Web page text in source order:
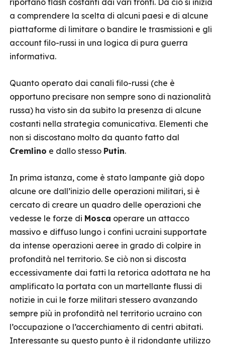
riportano flash costanti dai vari fronti. Da ciò si inizia
a comprendere la scelta di alcuni paesi e di alcune
piattaforme di limitare o bandire le trasmissioni e gli
account filo-russi in una logica di pura guerra
informativa.
Quanto operato dai canali filo-russi (che è
opportuno precisare non sempre sono di nazionalità
russa) ha visto sin da subito la presenza di alcune
costanti nella strategia comunicativa. Elementi che
non si discostano molto da quanto fatto dal
Cremlino e dallo stesso Putin.
In prima istanza, come è stato lampante già dopo
alcune ore dall’inizio delle operazioni militari, si è
cercato di creare un quadro delle operazioni che
vedesse le forze di Mosca operare un attacco
massivo e diffuso lungo i confini ucraini supportate
da intense operazioni aeree in grado di colpire in
profondità nel territorio. Se ciò non si discosta
eccessivamente dai fatti la retorica adottata ne ha
amplificato la portata con un martellante flussi di
notizie in cui le forze militari stessero avanzando
sempre più in profondità nel territorio ucraino con
l’occupazione o l’accerchiamento di centri abitati.
Interessante su questo punto è il ridondante utilizzo